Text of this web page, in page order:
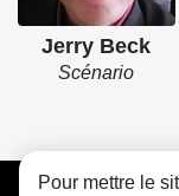
Jerry Beck
Scénario
CGU
Pour mettre le